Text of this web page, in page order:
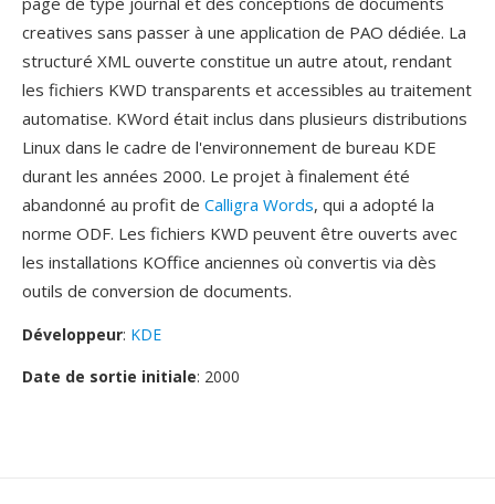
creatives sans passer à une application de PAO dédiée. La
structuré XML ouverte constitue un autre atout, rendant
les fichiers KWD transparents et accessibles au traitement
automatise. KWord était inclus dans plusieurs distributions
Linux dans le cadre de l'environnement de bureau KDE
durant les années 2000. Le projet à finalement été
abandonné au profit de Calligra Words, qui a adopté la
norme ODF. Les fichiers KWD peuvent être ouverts avec
les installations KOffice anciennes où convertis via dès
outils de conversion de documents.
Développeur: KDE
Date de sortie initiale: 2000